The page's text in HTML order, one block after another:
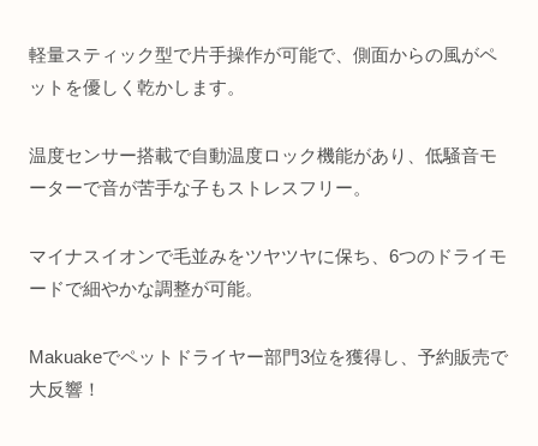
軽量スティック型で片手操作が可能で、側面からの風がペ
ットを優しく乾かします。
温度センサー搭載で自動温度ロック機能があり、低騒音モ
ーターで音が苦手な子もストレスフリー。
マイナスイオンで毛並みをツヤツヤに保ち、6つのドライモ
ードで細やかな調整が可能。
Makuakeでペットドライヤー部門3位を獲得し、予約販売で
大反響！